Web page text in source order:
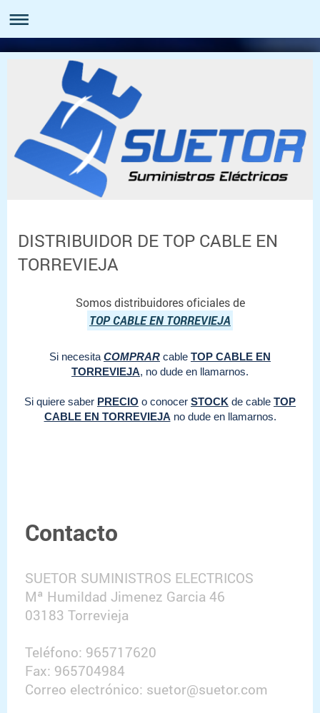
DISTRIBUIDOR DE TOP CABLE EN
TORREVIEJA
Somos distribuidores oficiales de
TOP CABLE EN TORREVIEJA
Si necesita COMPRAR cable TOP CABLE EN
TORREVIEJA, no dude en llamarnos.
Si quiere saber PRECIO o conocer STOCK de cable TOP
CABLE EN TORREVIEJA no dude en llamarnos.
Contacto
SUETOR SUMINISTROS ELECTRICOS
Mª Humildad Jimenez Garcia 46
03183 Torrevieja
Teléfono: 965717620
Fax: 965704984
Correo electrónico: suetor@suetor.com